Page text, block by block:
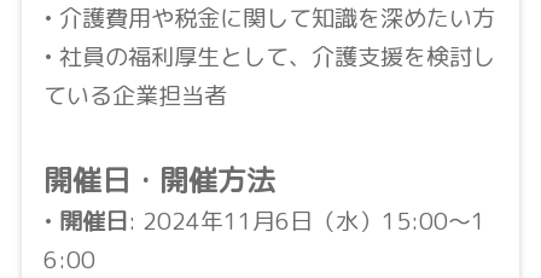
• 介護費用や税金に関して知識を深めたい方
• 社員の福利厚生として、介護支援を検討し
ている企業担当者
開催日・開催方法
• 開催日: 2024年11月6日（水）15:00〜1
6:00